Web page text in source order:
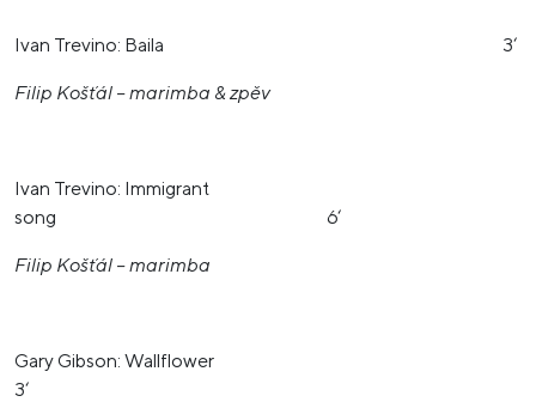
Ivan Trevino: Baila 3‘
Filip Košťál – marimba & zpěv
Ivan Trevino: Immigrant
song 6‘
Filip Košťál – marimba
Gary Gibson: Wallflower
3‘